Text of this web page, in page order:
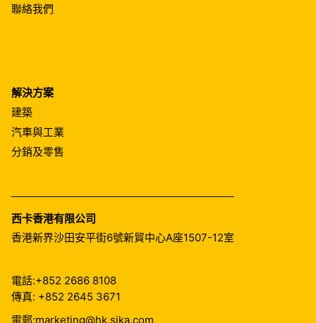
聯絡我們
解決方案
建築
汽車與工業
分銷及零售
西卡香港有限公司
香港新界沙田安平街6號新貿中心A座1507-12室
電話:+852 2686 8108
傳真: +852 2645 3671
電郵:marketing@hk.sika.com